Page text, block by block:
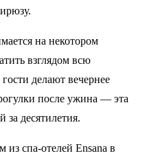
на некотором
взглядом всю
делают вечернее
после ужина — эта
за десятилетия.
из спа-отелей Ensana в